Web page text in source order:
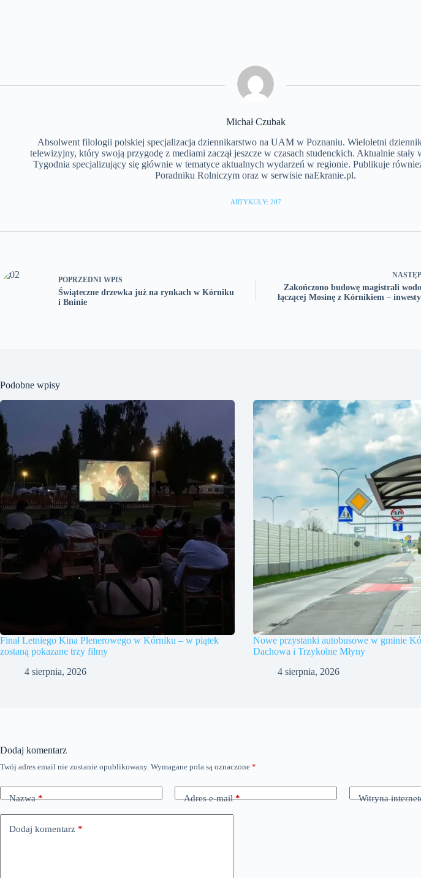
Michał Czubak
Absolwent filologii polskiej specjalizacja dziennikarstwo na UAM w Poznaniu. Wieloletni
telewizyjny, który swoją przygodę z mediami zaczął jeszcze w czasach studenckich. Aktualnie stały
Tygodnia specjalizujący się głównie w tematyce aktualnych wydarzeń w regionie. Publikuje
Poradniku Rolniczym oraz w serwisie naEkranie.pl.
ARTYKUŁY: 207
POPRZEDNI WPIS
Świąteczne drzewka już na rynkach w Kórniku
i Bninie
Zakończono budowę magistrali
łączącej Mosinę z Kórnikiem –
Podobne wpisy
Finał Letniego Kina Plenerowego w Kórniku – w piątek
zostaną pokazane trzy filmy
4 sierpnia, 2026
Nowe przystanki autobusowe w gminie
Dachowa i Trzykolne Młyny
4 sierpnia, 2026
Dodaj komentarz
Twój adres email nie zostanie opublikowany. Wymagane pola są oznaczone *
Nazwa* Adres e-mail* Witryna
Dodaj komentarz *